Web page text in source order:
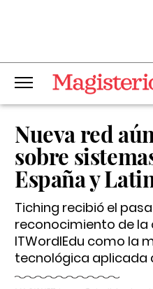
Nueva red
sobre
España y
Tiching recibió el
reconocimiento de la
ITWordlEdu como la
tecnológica aplicada